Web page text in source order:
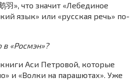
», что значит «Лебединое
язык» или «русская речь» по-
в «Росмэн»?
Аси Петровой, которые
и «Волки на парашютах». Уже